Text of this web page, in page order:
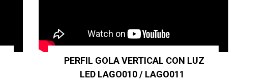
PERFIL GOLA VERTICAL CON LUZ
LED LAGO010 / LAGO011